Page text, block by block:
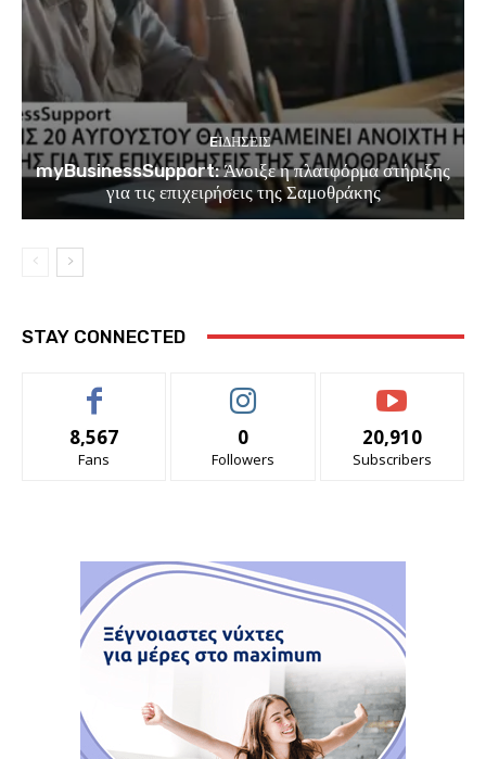
EΙΔΗΣΕΙΣ
myBusinessSupport: Άνοιξε η πλατφόρμα στήριξης
για τις επιχειρήσεις της Σαμοθράκης
STAY CONNECTED
8,567
Fans
0
Followers
20,910
Subscribers